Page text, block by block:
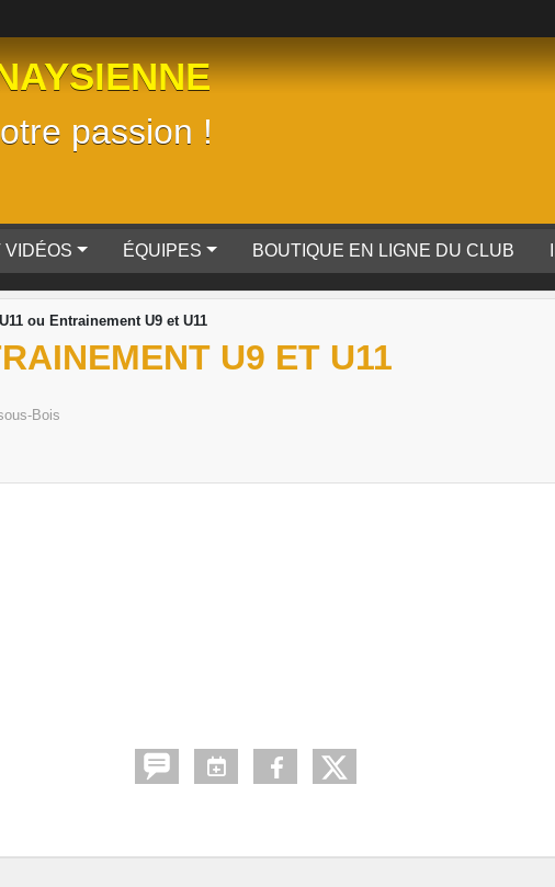
passion !
VIDÉOS ÉQUIPES BOUTIQUE EN LIGNE DU CLUB
ou Entrainement U9 et U11
U9 ET U11
Bois